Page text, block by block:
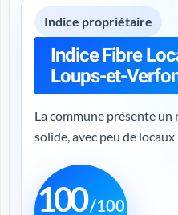
Indice propriétaire
Indice Fibre
Loups-et-
La commune présente
solide, avec peu de
100/100